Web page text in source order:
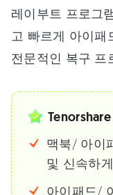
레이부트 프로그
고 빠르게 아이패
전문적인 복구 프
맥북/ 아이
및 신속하
아이패드/